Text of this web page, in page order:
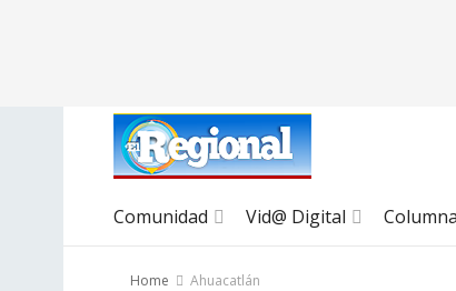
Comunidad Vid@ Digital
Home Ahuacatlán